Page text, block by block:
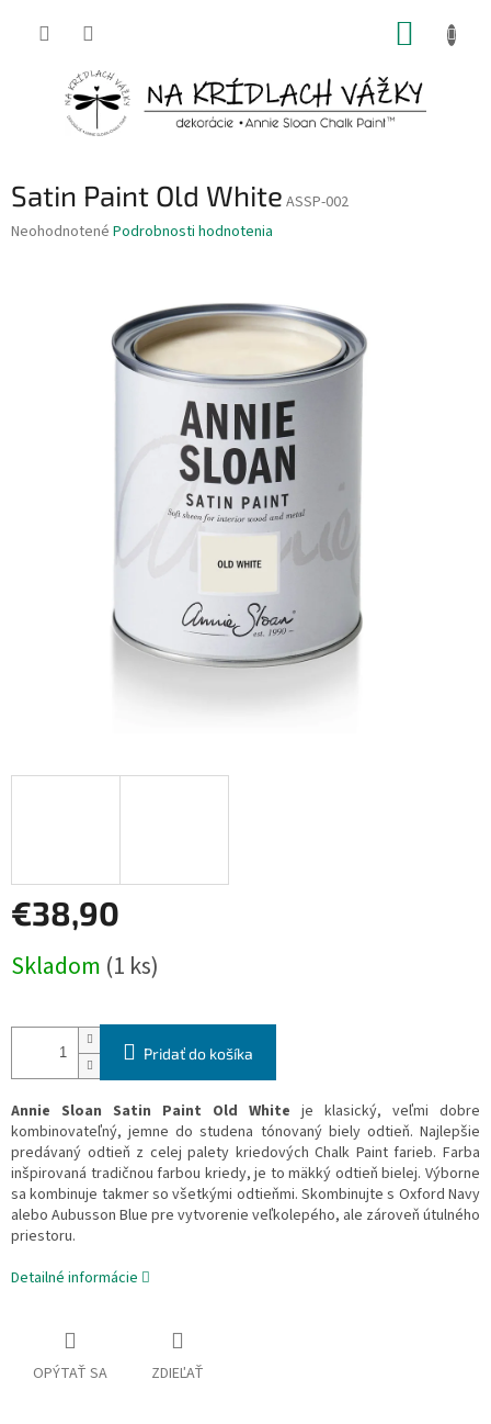
Satin Paint Old White ASSP-002
Priemerné
Neohodnotené Podrobnosti hodnotenia
€38,90
cena:
Skladom (1 ks)
Pridať do košíka
Annie Sloan Satin Paint Old White je klasický, veľmi dobre
kombinovateľný, jemne do studena tónovaný biely odtieň. Najlepšie
predávaný odtieň z celej palety kriedových Chalk Paint farieb. Farba
inšpirovaná tradičnou farbou kriedy, je to mäkký odtieň bielej. Výborne
sa kombinuje takmer so všetkými odtieňmi. Skombinujte s Oxford Navy
alebo Aubusson Blue pre vytvorenie veľkolepého, ale zároveň útulného
priestoru.
Detailné informácie
OPÝTAŤ SA ZDIEĽAŤ